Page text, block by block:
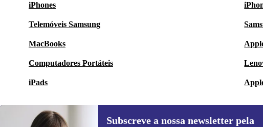
iPhones
Telemóveis Samsung
MacBooks
Computadores Portáteis
iPads
Subscreve a nossa newsletter pela